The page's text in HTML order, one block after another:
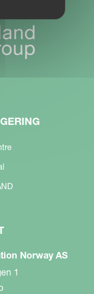
Norway AS
1